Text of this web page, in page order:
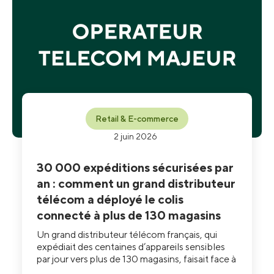
Retail & E-commerce
2 juin 2026
30 000 expéditions sécurisées par
an : comment un grand distributeur
télécom a déployé le colis
connecté à plus de 130 magasins
Un grand distributeur télécom français, qui
expédiait des centaines d’appareils sensibles
par jour vers plus de 130 magasins, faisait face à